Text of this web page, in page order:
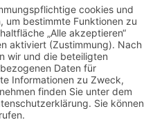
Thymustherapie
Triggerpunkttherapie
Vitalfeld-Therapie